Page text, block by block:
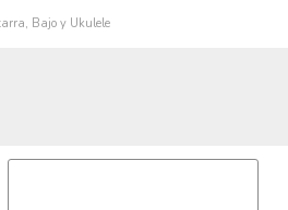
Bajo y Ukulele